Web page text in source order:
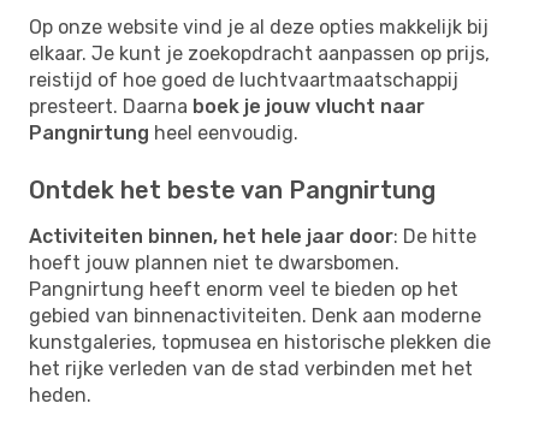
Op onze website vind je al deze opties makkelijk bij
elkaar. Je kunt je zoekopdracht aanpassen op prijs,
reistijd of hoe goed de luchtvaartmaatschappij
presteert. Daarna boek je jouw vlucht naar
Pangnirtung heel eenvoudig.
Ontdek het beste van Pangnirtung
Activiteiten binnen, het hele jaar door: De hitte
hoeft jouw plannen niet te dwarsbomen.
Pangnirtung heeft enorm veel te bieden op het
gebied van binnenactiviteiten. Denk aan moderne
kunstgaleries, topmusea en historische plekken die
het rijke verleden van de stad verbinden met het
heden.